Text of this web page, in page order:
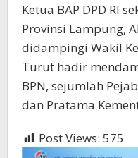
Ketua BAP DPD RI
Provinsi Lampung,
didampingi Wakil
Turut hadir
BPN, sejumlah
dan Pratama
Post Views: 575